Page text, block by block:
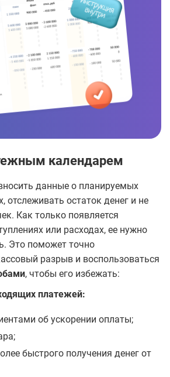
календарем
данные о планируемых
отслеживать остаток денег и не
Как только появляется
или расходах, ее нужно
Это поможет точно
разрыв и воспользоваться
, чтобы его избежать:
платежей:
об ускорении оплаты;
быстрого получения денег от